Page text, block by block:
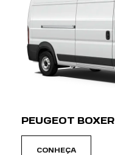
PEUGEOT BOXER
CONHEÇA